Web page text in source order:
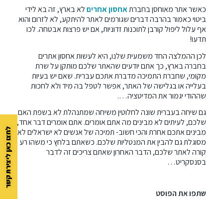
כאשר אתר מאוחסן בחברתאחסון אחריםלא בארץ, זה בא לידי
ביטוי כאמור בהרבה דברים שגורמים לאתר להיתקע, לא לזרום והוא
אף עלול ליפול קורבן לתוכנות זדוניות, אם יש פרצות אבטחה. לכו
תדעו!
לכן ההמלצה החד משמעית שלנו, היא לעשות אחסון אתרים
בחברה בארץ, כך אתם יודעים שהאתר שלכם מותקן על שרת
מקומי, שחברת התמיכה מדברת אתכם עברית. שאם יש בעיות
בעלייה או בגלישה של האתר, אפשר לטפל בה מיד ולא לחכות
שההודי יגמור את המדיטציה….
גם שיחה בעברית שונה לחלוטין משיחה שמתנהלת לא בשפת האם
שלכם, לעיתים לא מבינים מה אתם אומרים. אתם אומרים דבר אחד,
מבינים אתכם אחרת והכי חשוב- תמיכה של אנשים לא ישראלים לא
מסוגלת גם להבין את המנטליות שלכם. כשאתם בלחץ כי משהו רע
קורה לאתר שלכם, הדבר האחרון שאתם צריכים זה לדבר
בסנסקריט…
שתפו את הפוסט
לחצו כאן ליצירת קשר